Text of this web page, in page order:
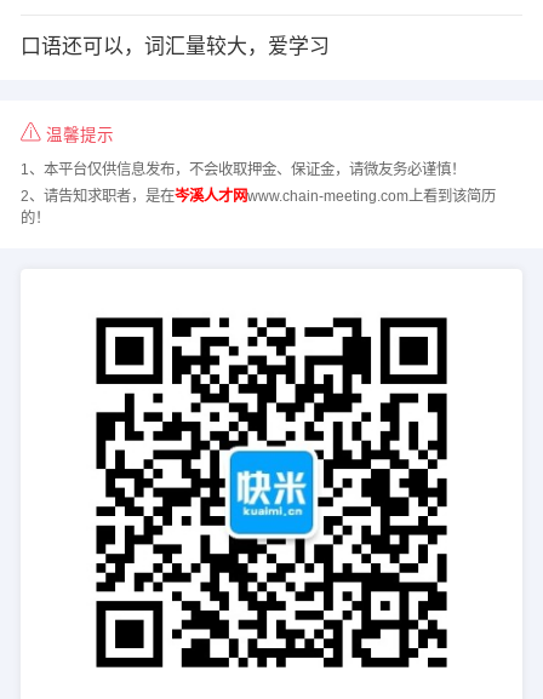
口语还可以，词汇量较大，爱学习
温馨提示
1、本平台仅供信息发布，不会收取押金、保证金，请微友务必谨慎！
2、请告知求职者，是在岑溪人才网www.chain-meeting.com上看到该简历
的！